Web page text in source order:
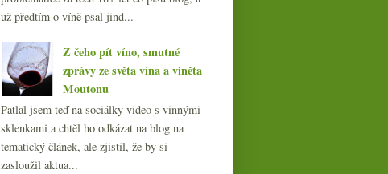
už předtím o víně psal jind...
Z čeho pít víno, smutné
zprávy ze světa vína a viněta
Moutonu
Patlal jsem teď na sociálky video s vinnými
sklenkami a chtěl ho odkázat na blog na
tematický článek, ale zjistil, že by si
zasloužil aktua...